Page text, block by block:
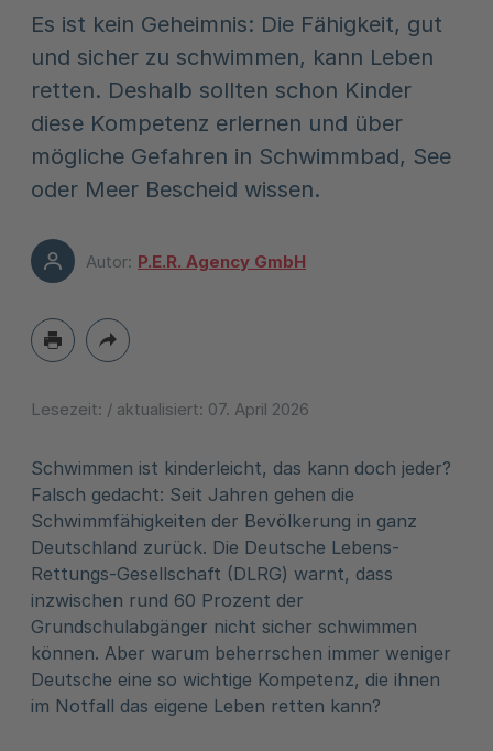
Es ist kein Geheimnis: Die Fähigkeit, gut
und sicher zu schwimmen, kann Leben
retten. Deshalb sollten schon Kinder
diese Kompetenz erlernen und über
mögliche Gefahren in Schwimmbad, See
oder Meer Bescheid wissen.
Autor: P.E.R. Agency GmbH
Lesezeit: / aktualisiert: 07. April 2026
Schwimmen ist kinderleicht, das kann doch jeder?
Falsch gedacht: Seit Jahren gehen die
Schwimmfähigkeiten der Bevölkerung in ganz
Deutschland zurück. Die Deutsche Lebens-
Rettungs-Gesellschaft (DLRG) warnt, dass
inzwischen rund 60 Prozent der
Grundschulabgänger nicht sicher schwimmen
können. Aber warum beherrschen immer weniger
Deutsche eine so wichtige Kompetenz, die ihnen
im Notfall das eigene Leben retten kann?